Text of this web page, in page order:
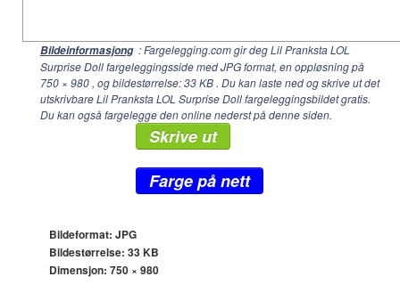
Bildeinformasjong : Fargelegging.com gir deg Lil Pranksta LOL
Surprise Doll fargeleggingsside med JPG format, en oppløsning på
750 × 980 , og bildestørrelse: 33 KB . Du kan laste ned og skrive ut det
utskrivbare Lil Pranksta LOL Surprise Doll fargeleggingsbildet gratis.
Du kan også fargelegge den online nederst på denne siden.
Skrive ut
Farge på nett
Bildeformat: JPG
Bildestørrelse: 33 KB
Dimensjon: 750 × 980